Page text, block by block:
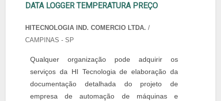
DATA LOGGER TEMPERATURA PREÇO
HITECNOLOGIA IND. COMERCIO LTDA. /
CAMPINAS - SP
Qualquer organização pode adquirir os
serviços da HI Tecnologia de elaboração da
documentação detalhada do projeto de
empresa de automação de máquinas e